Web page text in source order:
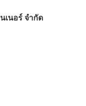
เนอร์ จำกัด